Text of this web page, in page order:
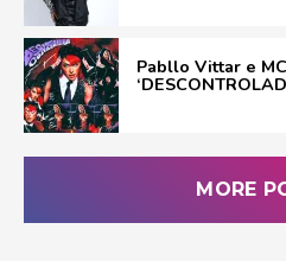
Pabllo Vittar e
MORE